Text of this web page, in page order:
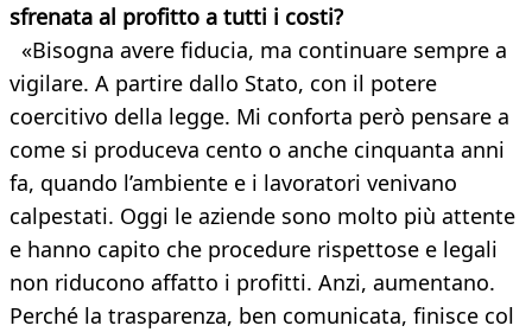
sfrenata al profitto a tutti i costi?
«Bisogna avere fiducia, ma continuare sempre a
vigilare. A partire dallo Stato, con il potere
coercitivo della legge. Mi conforta però pensare a
come si produceva cento o anche cinquanta anni
fa, quando l’ambiente e i lavoratori venivano
calpestati. Oggi le aziende sono molto più attente
e hanno capito che procedure rispettose e legali
non riducono affatto i profitti. Anzi, aumentano.
Perché la trasparenza, ben comunicata, finisce col